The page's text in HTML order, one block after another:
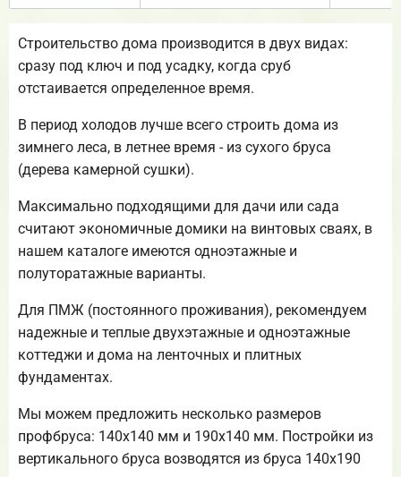
Строительство дома производится в двух видах:
сразу под ключ и под усадку, когда сруб
отстаивается определенное время.
В период холодов лучше всего строить дома из
зимнего леса, в летнее время - из сухого бруса
(дерева камерной сушки).
Максимально подходящими для дачи или сада
считают экономичные домики на винтовых сваях, в
нашем каталоге имеются одноэтажные и
полуторатажные варианты.
Для ПМЖ (постоянного проживания), рекомендуем
надежные и теплые двухэтажные и одноэтажные
коттеджи и дома на ленточных и плитных
фундаментах.
Мы можем предложить несколько размеров
профбруса: 140х140 мм и 190х140 мм. Постройки из
вертикального бруса возводятся из бруса 140х190